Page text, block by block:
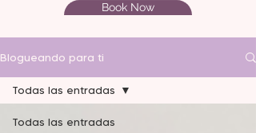
Book Now
Blogueando para ti
Todas las entradas
Todas las entradas